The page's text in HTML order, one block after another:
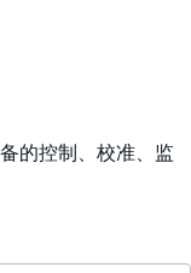
的控制、校准、监